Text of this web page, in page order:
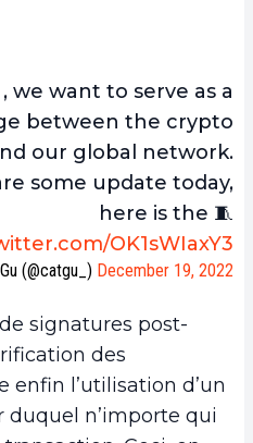
, we want to serve as a
between the crypto
our global network.
some update today,
here is the 🧵
OK1sWIaxY3
(@catgu_) December 19, 2022
signatures post-
des
enfin l’utilisation d’un
n’importe qui